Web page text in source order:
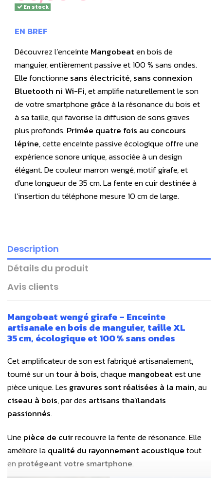
En stock
EN BREF
Découvrez l’enceinteMangobeaten bois de
manguier, entièrement passive et 100 % sans ondes.
Elle fonctionnesans électricité,sans connexion
Bluetooth ni Wi-Fi, et amplifie naturellement le son
de votre smartphone grâce à la résonance du bois et
à sa taille, qui favorise la diffusion de sons graves
plus profonds.Primée quatre fois au concours
lépine, cette enceinte passive écologique offre une
expérience sonore unique, associée à un design
élégant. De couleur marron wengé, motif girafe, et
d'une longueur de 35 cm. La fente en cuir destinée à
l’insertion du téléphone mesure 10 cm de large.
Description
Détails du produit
Avis clients
Mangobeat wengé girafe – Enceinte
artisanale en bois de manguier, taille XL
35 cm, écologique et 100 % sans ondes
Cetamplificateur de sonest fabriqué artisanalement,
tourné sur untour à bois, chaquemangobeatest une
pièce unique. Les gravures sont réalisées à la main, au
ciseau à bois, par des artisans thaïlandais
passionnés.
Unepièce de cuirrecouvre la fente de résonance. Elle
améliore laqualité du rayonnement acoustiquetout
en protégeant votre smartphone.